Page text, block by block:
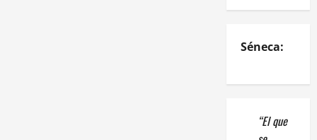
Séneca:
“El que